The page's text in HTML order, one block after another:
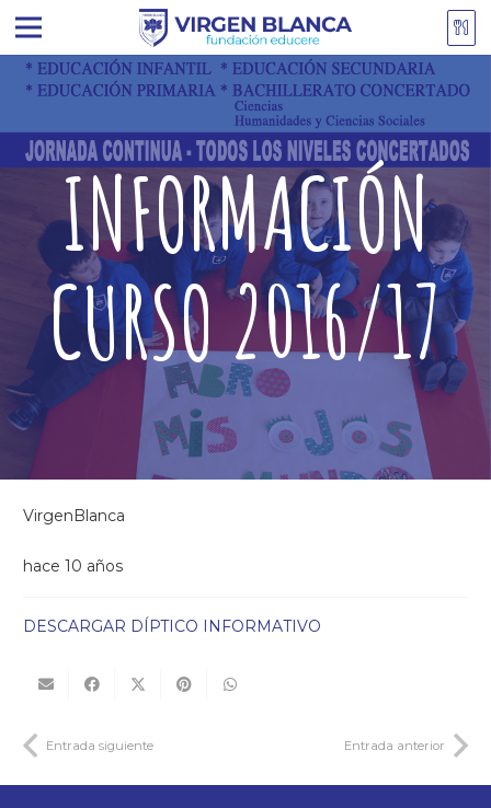
INFORMACIÓN
CURSO 2016/17
VirgenBlanca
hace 10 años
DESCARGAR DÍPTICO INFORMATIVO
Entrada siguiente Entrada anterior